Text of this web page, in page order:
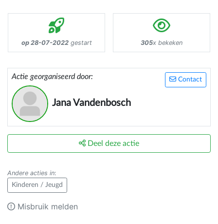
op 28-07-2022gestart 305x bekeken
Contact
Actie georganiseerd door:
Jana Vandenbosch
Deel deze actie
Andere acties in:
Kinderen / Jeugd
Misbruik melden